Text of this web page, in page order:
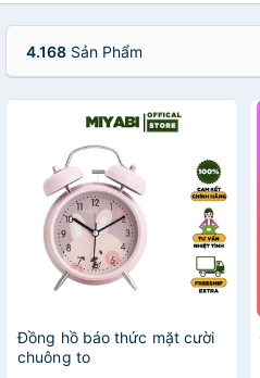
4.168 Sản Phẩm
Đồng hồ báo thức mặt cười
chuông to